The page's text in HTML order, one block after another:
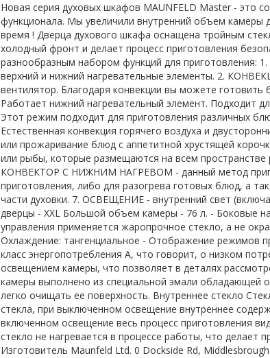
Новая серия духовых шкафов MAUNFELD Master - это
функционала. Мы увеличили внутренний объем
время ! Дверца духового шкафа оснащена тройным
холодный фронт и делает процесс приготовления
разнообразным набором функций для
верхний и нижний нагревательные элементы. 2.
вентилятор. Благодаря конвекции вы можете
Работает нижний нагревательный элемент. Подходит
Этот режим подходит для приготовления различных
Естественная конвекция горячего воздуха и
или прожаривание блюд с аппетитной хрустящей
или рыбы, которые размещаются на всем пространстве
КОНВЕКТОР С НИЖНИМ НАГРЕВОМ - данный метод
приготовления, либо для разогрева готовых блюд, а
части духовки. 7. ОСВЕЩЕНИЕ - внутренний свет
дверцы - XXL Большой объем камеры - 76 л. - Боковые
управления применяется жаропрочное стекло, а не
Охлаждение: тангенциальное - Отображение режимов
класс энергопотребления А, что говорит, о низком
освещением камеры, что позволяет в деталях
камеры выполнено из специальной эмали обладающей
легко очищать ее поверхность. Внутреннее стекло
стекла, при выключенном освещение внутреннее
включенном освещение весь процесс приготовления
стекло не нагревается в процессе работы, что делает
Изготовитель Maunfeld Ltd. 0 Dockside Rd,